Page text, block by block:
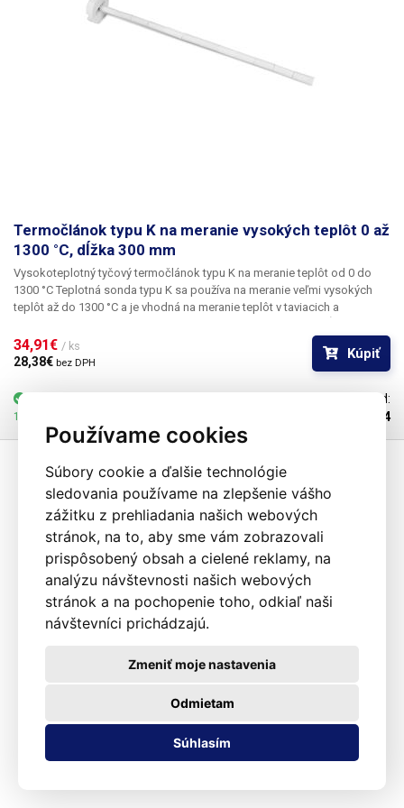
Používame cookies
Súbory cookie a ďalšie technológie
sledovania používame na zlepšenie vášho
zážitku z prehliadania našich webových
stránok, na to, aby sme vám zobrazovali
prispôsobený obsah a cielené reklamy, na
analýzu návštevnosti našich webových
stránok a na pochopenie toho, odkiaľ naši
návštevníci prichádzajú.
Súhlasím
Odmietam
Zmeniť moje nastavenia
Termočlánok typu K na meranie vysokých teplôt 0 až
1300 °C, dĺžka 300 mm
Vysokoteplotný tyčový termočlánok typu K na meranie teplôt od 0 do
1300 °C Teplotná sonda typu K sa používa na meranie veľmi vysokých
teplôt až do 1300 °C a je vhodná na meranie teplôt v taviacich a
mm a priemer 9 mm
a je zakončená termočlánkom typu K. Celá sonda je
izolovaná keramickými valčekmi, ktoré sú odolné voči vysokým
teplotám a majú dobrú tepelnú štrukturálnu stabilitu, čím chránia
teplotný článok a predlžujú jeho životnosť. Teplotná sonda je zakončená
štítom so skrutkovacími svorkami na pripojenie vodičov, na montáž
sondy sa používajú dva otvory pre skrutky M4 s rozstupom 35 mm.
Štandardne je termočlánok typu K určený na kontinuálne meranie do
odchýlky v rozmedzí 0,0075.tmax po 10 000 h a vystavení čistému
vzduchu) alebo na dlhodobé meranie v rozšírenom rozsahu do 1200 °C
(pri bežnom použití TC typu K, očakávané odchýlky vnútri 0,0075.tmax po
250 h a vystavení čistému vzduchu) a nad tento rozsah na krátkodobé
34,91€ / ks
28,38€ bez DPH
Kúpiť
12.08.2026 môže byť u Vás
Kód:
104544